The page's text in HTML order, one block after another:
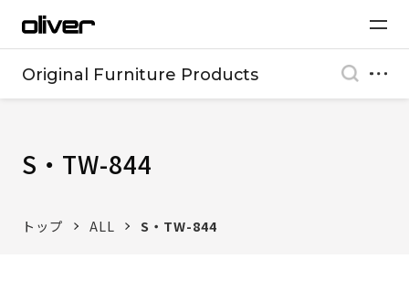
Original Furniture Products
S・TW-844
トップ ALL S・TW-844